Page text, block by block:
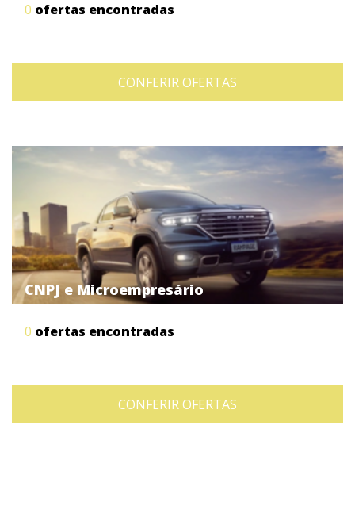
0 ofertas encontradas
CONFERIR OFERTAS
CNPJ e Microempresário
0 ofertas encontradas
CONFERIR OFERTAS